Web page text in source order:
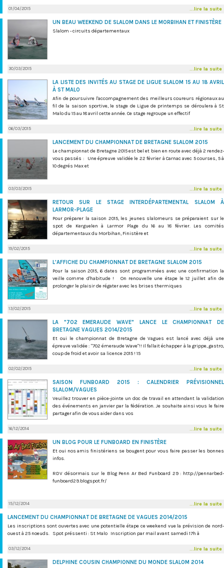
01/04/2015 ...lire la suite
UN BEAU WEEKEND DE SLALOM DANS LE MORBIHAN ET FINISTÈRE
Slalom - circuits départementaux
30/03/2015 ...lire la suite
LA LISTE DES INVITÉS AU STAGE DE LIGUE SLALOM 15 AU 18 AVRIL
À ST MALO
Afin de poursuivre l'accompagnement des meilleurs coureurs régionaux au
fil de la saison sportive, le stage de Ligue de printemps se déroulera à St
Malo du 15 au 18 avril cette année. Ce stage regroupe un effectif
06/03/2015 ...lire la suite
LANCEMENT DU CHAMPIONNAT DE BRETAGNE SLALOM 2015
Le championnat de Bretagne 2015 est bel et bien en route avec déjà 2 rendez-
vous passés : Une épreuve validée le 22 février à Carnac avec 5 courses, 5 à
10 degrés Max et
03/03/2015 ...lire la suite
RETOUR SUR LE STAGE INTERDÉPARTEMENTAL SLALOM À
LARMOR-PLAGE
Pour préparer la saison 2015, les jeunes slalomeurs se préparaient sur le
spot de Kerguelen à Larmor Plage du 16 au 18 février. Les comités
départementaux du Morbihan, Finistère et
19/02/2015 ...lire la suite
L'AFFICHE DU CHAMPIONNAT DE BRETAGNE SLALOM 2015
Pour la saison 2015, 6 dates sont programmées avec une confirmation la
veille comme d'habitude ! On renouvelle une étape le 12 juillet afin de
prolonger le plaisir de régater avec les brises thermiques
13/02/2015 ...lire la suite
LA "702 EMERAUDE WAVE" LANCE LE CHAMPIONNAT DE
BRETAGNE VAGUES 2014/2015
Et oui le championnat de Bretagne de Vagues est lancé avec déjà une
épreuve validée : "702 émeraude Wave"!! Il fallait échapper à la grippe, gastro,
coup de froid et avoir sa licence 2015 ! 15
02/02/2015 ...lire la suite
SAISON FUNBOARD 2015 : CALENDRIER PRÉVISIONNEL
SLALOM/VAGUES
Veuillez trouver en pièce-jointe un doc de travail en attendant la validation
des événements en janvier par la fédération. Je souhaite ainsi vous le faire
partager afin de vous aider dans vos
16/12/2014 ...lire la suite
UN BLOG POUR LE FUNBOARD EN FINISTÈRE
Et oui nos amis finistériens se bougent pour vous faire passer les bonnes
infos.
RDV désormais sur le Blog Penn Ar Bed Funboard 29 : http://pennarbed-
funboard29.blogspot.fr/
15/12/2014 ...lire la suite
LANCEMENT DU CHAMPIONNAT DE BRETAGNE DE VAGUES 2014/2015
Les inscriptions sont ouvertes avec une potentielle étape ce weekend vue la prévision de nord-
ouest à 25 noeuds. Spot préssenti : St Malo Inscription par mail avant samedi 17h à
03/12/2014 ...lire la suite
DELPHINE COUSIN CHAMPIONNE DU MONDE SLALOM 2014